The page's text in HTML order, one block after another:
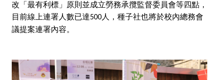
改「最有利標」原則並成立勞務承攬監督委員會等四點，
目前線上連署人數已達500人，種子社也將於校內總務會
議提案連署內容。